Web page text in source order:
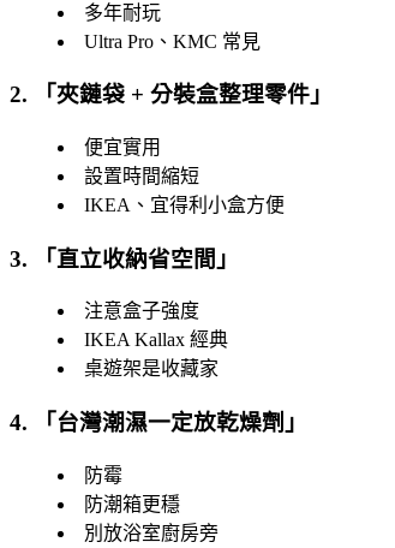
多年耐玩
Ultra Pro、KMC 常見
2. 「 夾鏈袋 + 分裝盒整理零件 」
便宜實用
設置時間縮短
IKEA、宜得利小盒方便
3. 「直立收納省空間 」
注意盒子強度
IKEA Kallax 經典
桌遊架是收藏家
4. 「 台灣潮濕一定放乾燥劑 」
防霉
防潮箱更穩
別放浴室廚房旁